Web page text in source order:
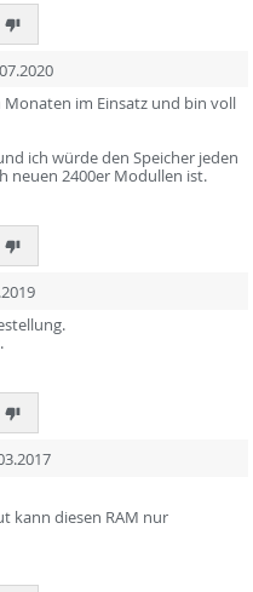
Monaten im Einsatz und bin voll
ich würde den Speicher jeden
neuen 2400er Modullen ist.
kann diesen RAM nur